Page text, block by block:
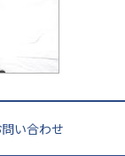
験の羅
問い合わせ